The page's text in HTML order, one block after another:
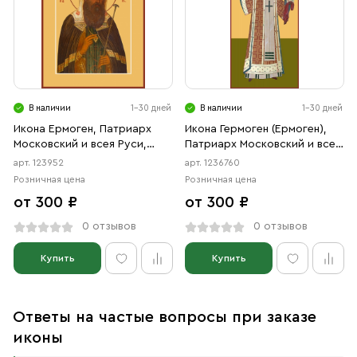
В наличии 1-30 дней
Икона Ермоген, Патриарх
Московский и всея Руси,
святитель (АРТ.00952)
арт. 123952
Розничная цена
от 300 ₽
0 отзывов
Купить
В наличии 1-30 дней
Икона Гермоген (Ермоген),
Патриарх Московский и всея
Руси, священномученик
(АРТ.06760)
арт. 1236760
Розничная цена
от 300 ₽
0 отзывов
Купить
Ответы на частые вопросы при заказе
иконы